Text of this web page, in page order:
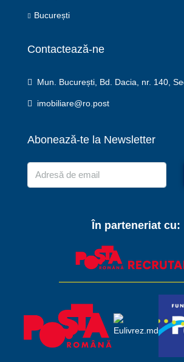
București
Contactează-ne
Mun. București, Bd. Dacia, nr. 140,
imobiliare@ro.post
Abonează-te la Newsletter
În parteneriat cu: